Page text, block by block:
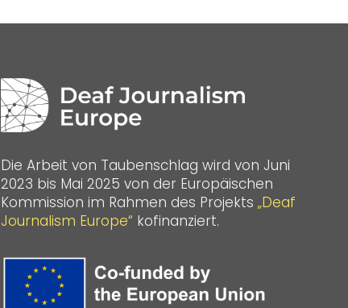
Die Arbeit von Taubenschlag wird von Juni
2023 bis Mai 2025 von der Europäischen
Kommission im Rahmen des Projekts „Deaf
Journalism Europe“ kofinanziert.